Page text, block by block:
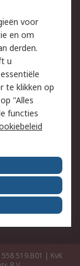
RS
519.B01 | KvK
voor
en om
derden.
u
te klikken op
"Alles
functies